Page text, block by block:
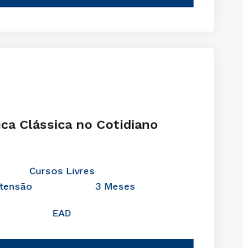
Clássica no Cotidiano
Cursos Livres
3 Meses
EAD